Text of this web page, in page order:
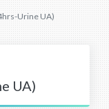
Urine UA)
UA)